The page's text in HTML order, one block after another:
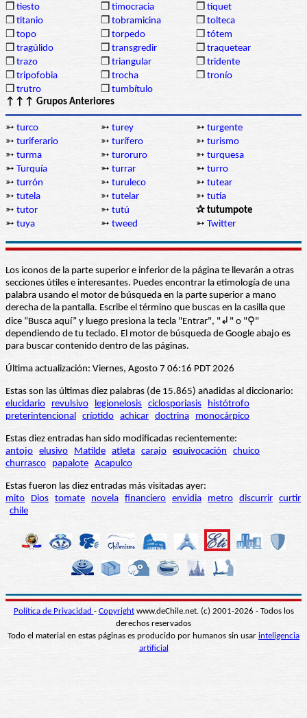
❒ tiesto ❒ timocracia ❒ tíquet
❒ titanio ❒ tobramicina ❒ tolteca
❒ topo ❒ torpedo ❒ tótem
❒ tragúlido ❒ transgredir ❒ traquetear
❒ trazo ❒ triangular ❒ tridente
❒ tripofobia ❒ trocha ❒ tronío
❒ trutro ❒ tumbítulo
↑↑↑ Grupos Anteriores
➳ turco ➳ turey ➳ turgente
➳ turiferario ➳ turífero ➳ turismo
➳ turma ➳ turoruro ➳ turquesa
➳ Turquía ➳ turrar ➳ turro
➳ turrón ➳ turuleco ➳ tutear
➳ tutela ➳ tutelar ➳ tutía
➳ tutor ➳ tutú
✰ tutumpote
➳ tuya ➳ tweed ➳ Twitter
Los iconos de la parte superior e inferior de la página te llevarán a otras
secciones útiles e interesantes. Puedes encontrar la etimología de una
palabra usando el motor de búsqueda en la parte superior a mano
derecha de la pantalla. Escribe el término que buscas en la casilla que
dice “Busca aquí” y luego presiona la tecla "Entrar", "↲" o "⚲"
dependiendo de tu teclado. El motor de búsqueda de Google abajo es
para buscar contenido dentro de las páginas.
Última actualización: Viernes, Agosto 7 06:16 PDT 2026
Estas son las últimas diez palabras (de 15.865) añadidas al diccionario:
elucidario
revulsivo legionelosis ciclosporiasis
histótrofo
preterintencional críptido achicar doctrina monocárpico
Estas diez entradas han sido modificadas recientemente:
antojo elusivo Matilde atleta carajo equivocación
chuico
churrasco
papalote Acapulco
Estas fueron las diez entradas más visitadas ayer:
mito
Dios tomate novela financiero envidia metro discurrir curtir
chile
Política de Privacidad - Copyrightwww.deChile.net. (c) 2001-2026 - Todos los
derechos reservados
Todo el material en estas páginas es producido por humanos sin usar inteligencia
artificial